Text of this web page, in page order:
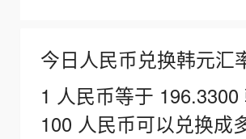
今日人民币兑换韩元汇
1 人民币等于
100 人民币可以兑换成